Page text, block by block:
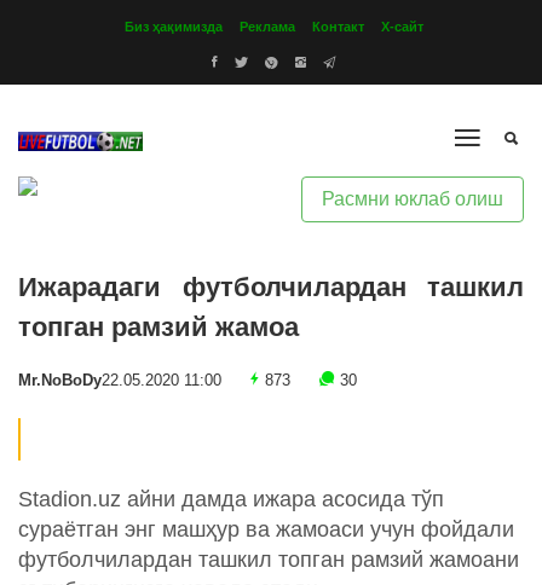
Биз ҳақимизда Реклама Контакт Х-сайт
Расмни юклаб олиш
Ижарадаги футболчилардан ташкил
топган рамзий жамоа
Mr.NoBoDy22.05.2020 11:00 873 30
Stadion.uz айни дамда ижара асосида тўп
сураётган энг машҳур ва жамоаси учун фойдали
футболчилардан ташкил топган рамзий жамоани